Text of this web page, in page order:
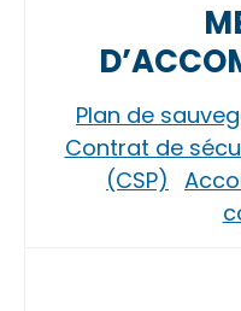
Plan de
Contrat de
(CSP)